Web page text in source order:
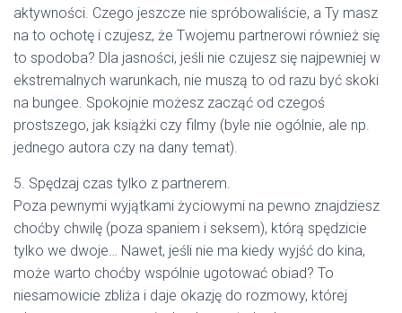
aktywności. Czego jeszcze nie spróbowaliście, a Ty masz
na to ochotę i czujesz, że Twojemu partnerowi również się
to spodoba? Dla jasności, jeśli nie czujesz się najpewniej w
ekstremalnych warunkach, nie muszą to od razu być skoki
na bungee. Spokojnie możesz zacząć od czegoś
prostszego, jak książki czy filmy (byle nie ogólnie, ale np.
jednego autora czy na dany temat).
5. Spędzaj czas tylko z partnerem.
Poza pewnymi wyjątkami życiowymi na pewno znajdziesz
choćby chwilę (poza spaniem i seksem), którą spędzicie
tylko we dwoje… Nawet, jeśli nie ma kiedy wyjść do kina,
może warto choćby wspólnie ugotować obiad? To
niesamowicie zbliża i daje okazję do rozmowy, której